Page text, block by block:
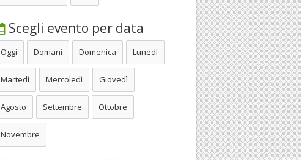
Scegli evento per data
Oggi Domani Domenica Lunedì
Martedì Mercoledì Giovedì
Agosto Settembre Ottobre
Novembre